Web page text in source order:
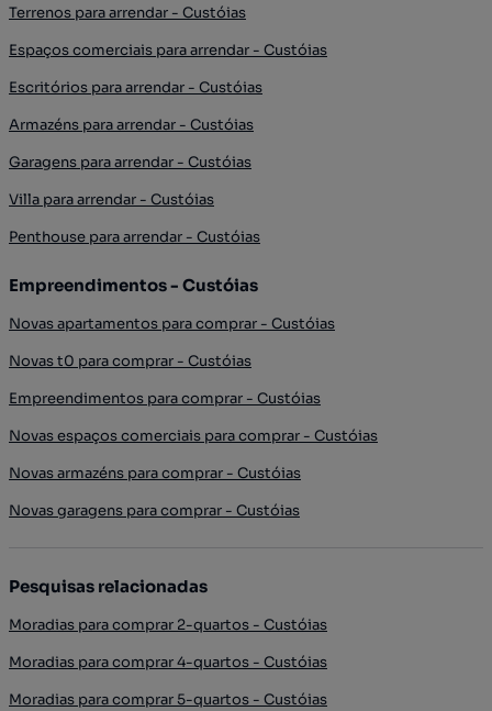
Terrenos para arrendar - Custóias
Espaços comerciais para arrendar - Custóias
Escritórios para arrendar - Custóias
Armazéns para arrendar - Custóias
Garagens para arrendar - Custóias
Villa para arrendar - Custóias
Penthouse para arrendar - Custóias
Empreendimentos - Custóias
Novas apartamentos para comprar - Custóias
Novas t0 para comprar - Custóias
Empreendimentos para comprar - Custóias
Novas espaços comerciais para comprar - Custóias
Novas armazéns para comprar - Custóias
Novas garagens para comprar - Custóias
Pesquisas relacionadas
Moradias para comprar 2-quartos - Custóias
Moradias para comprar 4-quartos - Custóias
Moradias para comprar 5-quartos - Custóias